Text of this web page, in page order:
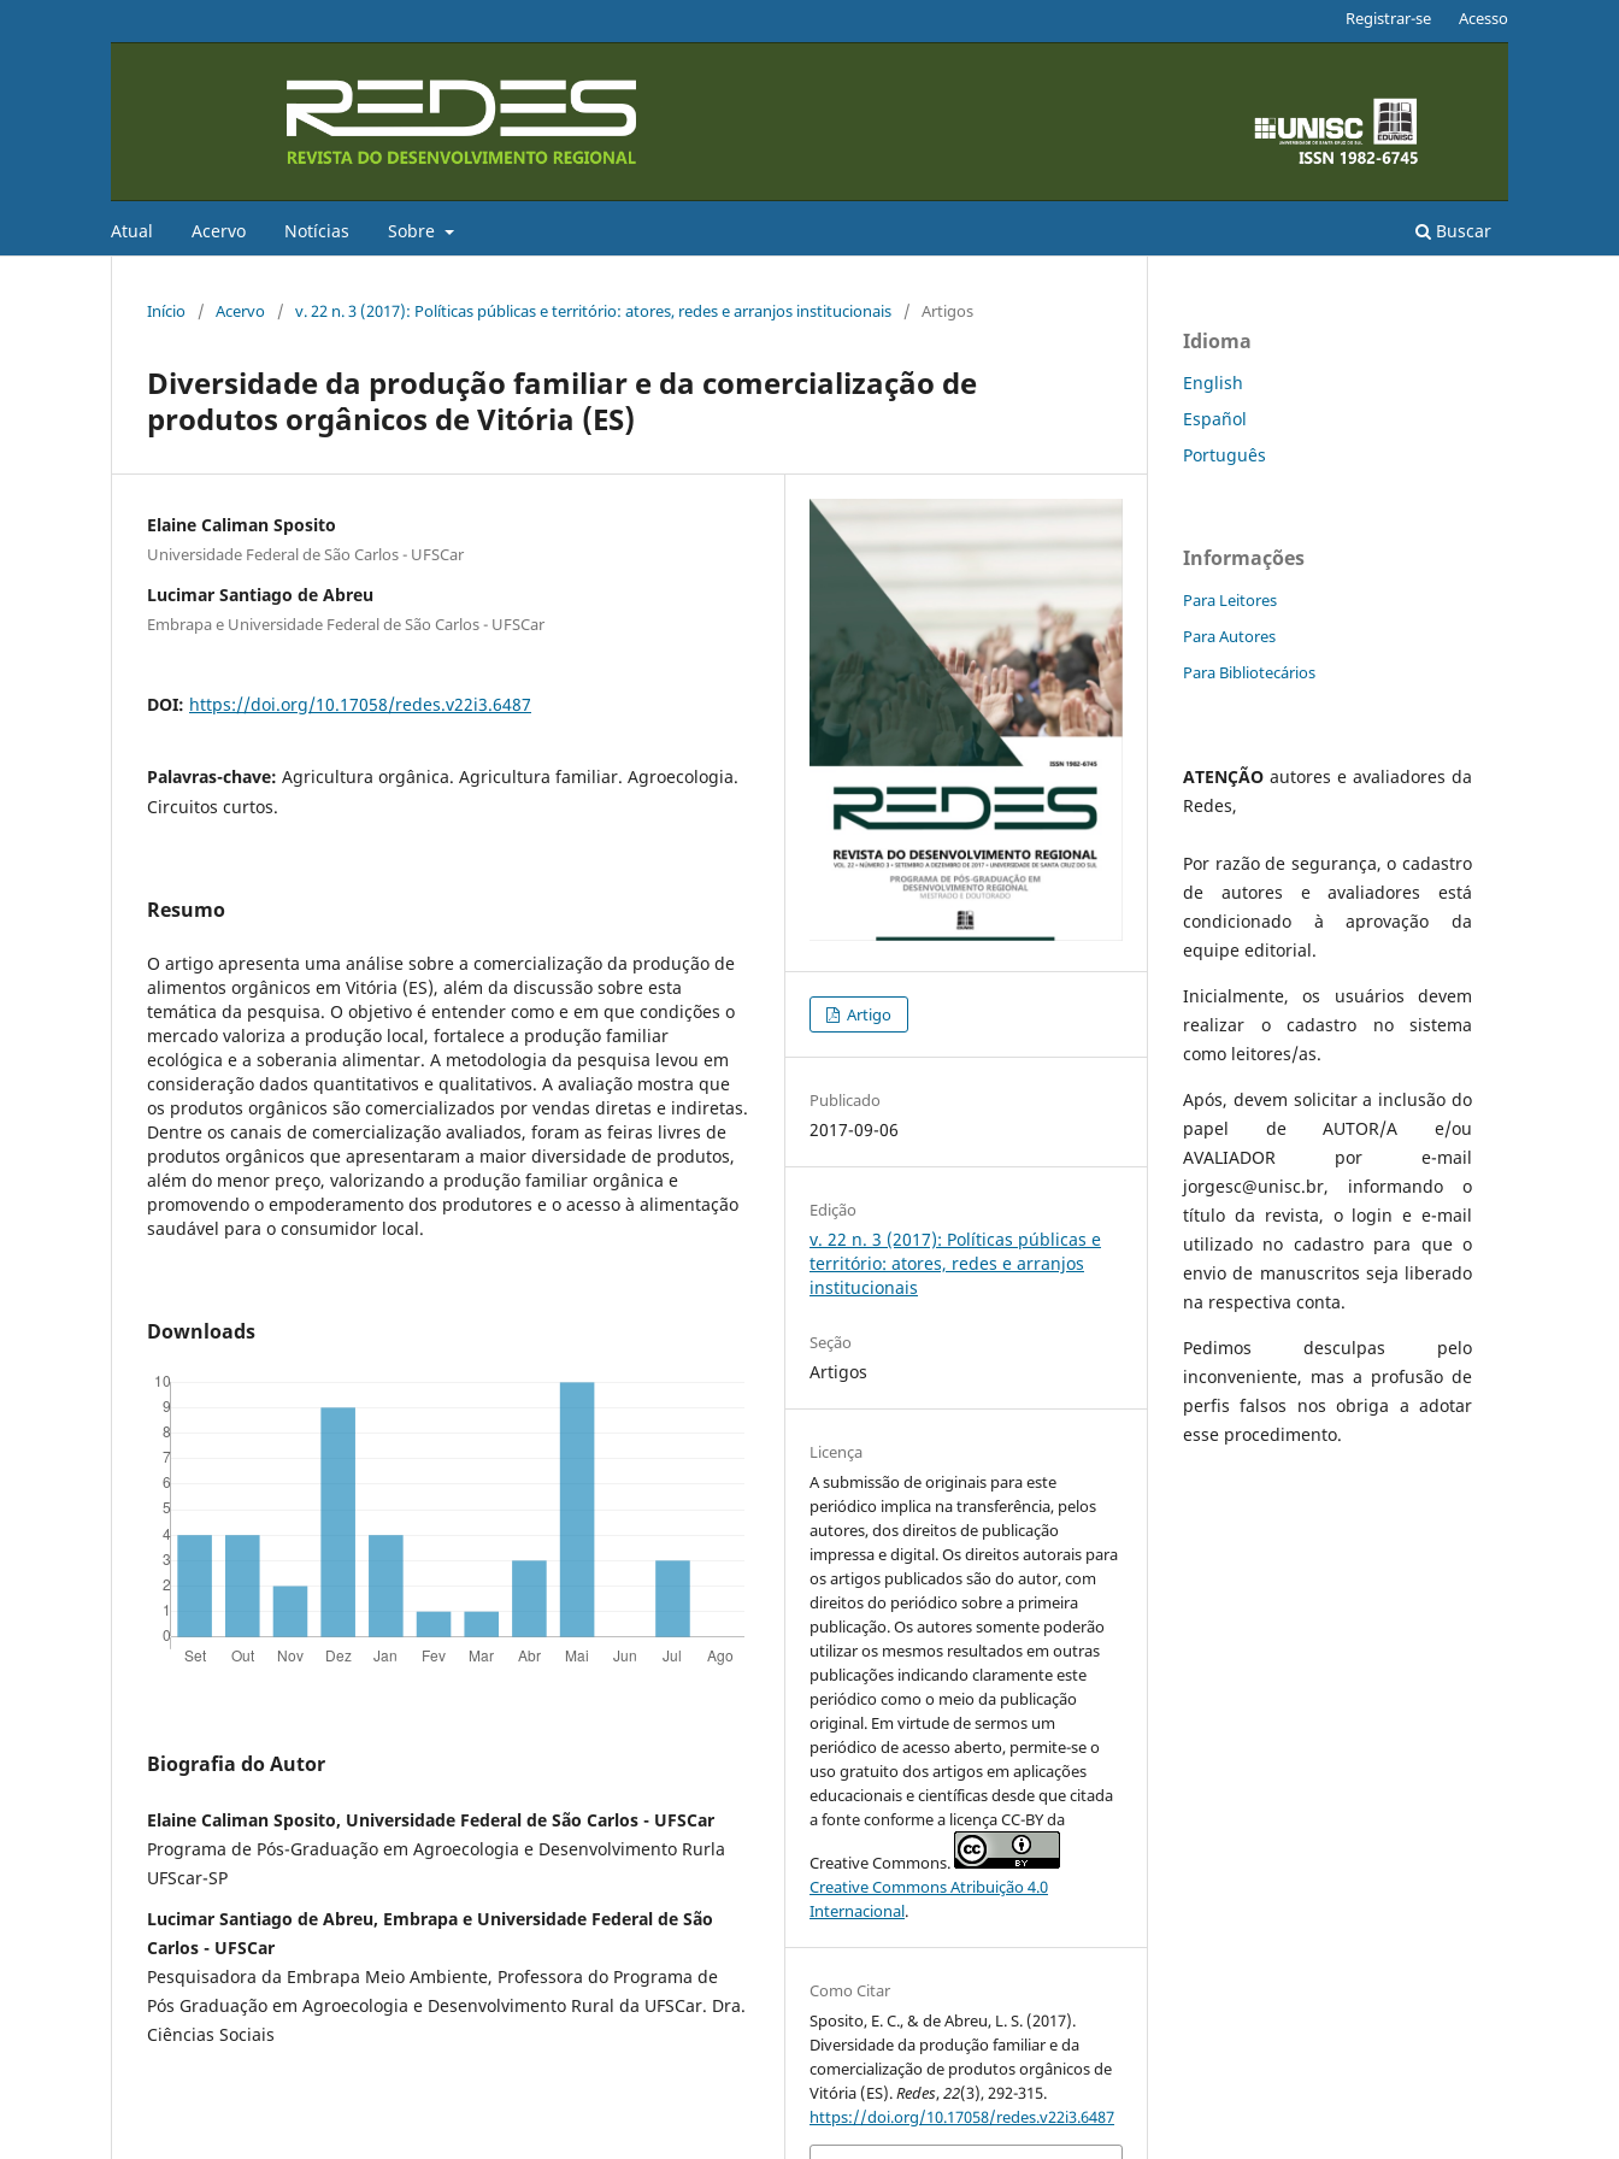
Atual Acervo Notícias Sobre Buscar
Registrar-se Acesso
Início / Acervo / v. 22 n. 3 (2017): Políticas públicas e território: atores, redes e arranjos institucionais / Artigos
Diversidade da produção familiar e da comercialização de
produtos orgânicos de Vitória (ES)
Elaine Caliman Sposito
Universidade Federal de São Carlos - UFSCar
Lucimar Santiago de Abreu
Embrapa e Universidade Federal de São Carlos - UFSCar
DOI: https://doi.org/10.17058/redes.v22i3.6487
Palavras-chave: Agricultura orgânica. Agricultura familiar. Agroecologia.
Circuitos curtos.
Resumo
O artigo apresenta uma análise sobre a comercialização da produção de
alimentos orgânicos em Vitória (ES), além da discussão sobre esta
temática da pesquisa. O objetivo é entender como e em que condições o
mercado valoriza a produção local, fortalece a produção familiar
ecológica e a soberania alimentar. A metodologia da pesquisa levou em
consideração dados quantitativos e qualitativos. A avaliação mostra que
os produtos orgânicos são comercializados por vendas diretas e indiretas.
Dentre os canais de comercialização avaliados, foram as feiras livres de
produtos orgânicos que apresentaram a maior diversidade de produtos,
além do menor preço, valorizando a produção familiar orgânica e
promovendo o empoderamento dos produtores e o acesso à alimentação
saudável para o consumidor local.
Downloads
Biografia do Autor
Elaine Caliman Sposito, Universidade Federal de São Carlos - UFSCar
Programa de Pós-Graduação em Agroecologia e Desenvolvimento Rurla
UFScar-SP
Lucimar Santiago de Abreu, Embrapa e Universidade Federal de São
Carlos - UFSCar
Pesquisadora da Embrapa Meio Ambiente, Professora do Programa de
Pós Graduação em Agroecologia e Desenvolvimento Rural da UFSCar. Dra.
Ciências Sociais
Artigo
Publicado
2017-09-06
Edição
v. 22 n. 3 (2017): Políticas públicas e
território: atores, redes e arranjos
institucionais
Seção
Artigos
Licença
A submissão de originais para este
periódico implica na transferência, pelos
autores, dos direitos de publicação
impressa e digital. Os direitos autorais para
os artigos publicados são do autor, com
direitos do periódico sobre a primeira
publicação. Os autores somente poderão
utilizar os mesmos resultados em outras
publicações indicando claramente este
periódico como o meio da publicação
original. Em virtude de sermos um
periódico de acesso aberto, permite-se o
uso gratuito dos artigos em aplicações
educacionais e científicas desde que citada
a fonte conforme a licença CC-BY da
Creative Commons.
Creative Commons Atribuição 4.0
Internacional.
Como Citar
Sposito, E. C., & de Abreu, L. S. (2017).
Diversidade da produção familiar e da
comercialização de produtos orgânicos de
Vitória (ES).Redes,22(3), 292-315.
https://doi.org/10.17058/redes.v22i3.6487
Idioma
English
Español
Português
Informações
Para Leitores
Para Autores
Para Bibliotecários
ATENÇÃO autores e avaliadores da
Redes,
Por razão de segurança, o cadastro
de autores e avaliadores está
condicionado à aprovação da
equipe editorial.
Inicialmente, os usuários devem
realizar o cadastro no sistema
como leitores/as.
Após, devem solicitar a inclusão do
papel de AUTOR/A e/ou
AVALIADOR por e-mail
jorgesc@unisc.br, informando o
título da revista, o login e e-mail
utilizado no cadastro para que o
envio de manuscritos seja liberado
na respectiva conta.
Pedimos desculpas pelo
inconveniente, mas a profusão de
perfis falsos nos obriga a adotar
esse procedimento.